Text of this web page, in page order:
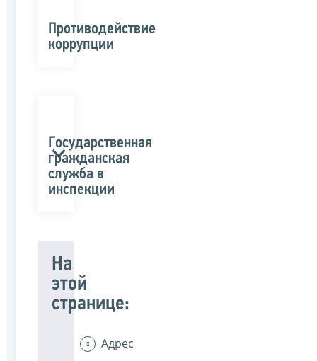
Противодействие
коррупции
Государственная
гражданская
служба в
инспекции
На
этой
странице:
Адрес